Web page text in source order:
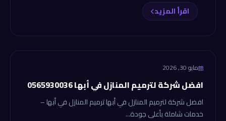
اقرأ المزيد
شركة الانجاز
مايو 30, 2026
افضل شركة لترميم المنازل في أبها 0565930036
افضل شركة لترميم المنازل في أبها ترميم المنازل في أبها –
خدمات شاملة بأعلى جودة...